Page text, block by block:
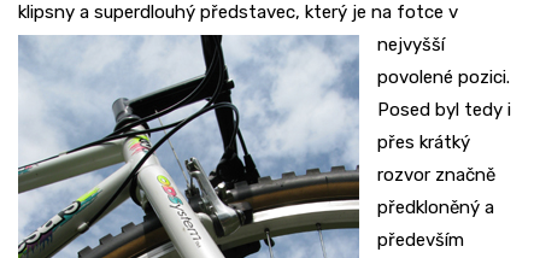
klipsny a superdlouhý představec, který je na fotce v
nejvyšší
povolené pozici.
Posed byl tedy i
přes krátký
rozvor značně
předkloněný a
především